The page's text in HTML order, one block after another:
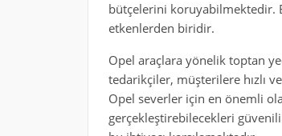
bütçelerini koruyabilmektedir.
etkenlerden biridir.
Opel araçlara yönelik toptan
tedarikçiler, müşterilere hızlı
Opel severler için en önemli
gerçekleştirebilecekleri